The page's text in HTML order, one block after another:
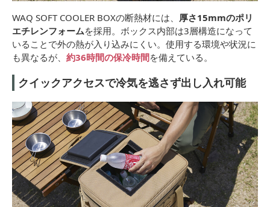
WAQ SOFT COOLER BOXの断熱材には、 厚さ15mmのポリ
エチレンフォームを採用。ボックス内部は3層構造になって
いることで外の熱が入り込みにくい。使用する環境や状況に
も異なるが、 約36時間の保冷時間を備えている。
クイックアクセスで冷気を逃さず出し入れ可能